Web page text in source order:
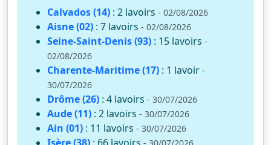
Calvados (14) : 2 lavoirs - 02/08/2026
Aisne (02) : 7 lavoirs - 02/08/2026
Seine-Saint-Denis (93) : 15 lavoirs -
02/08/2026
Charente-Maritime (17) : 1 lavoir -
30/07/2026
Drôme (26) : 4 lavoirs - 30/07/2026
Aude (11) : 2 lavoirs - 30/07/2026
Ain (01) : 11 lavoirs - 30/07/2026